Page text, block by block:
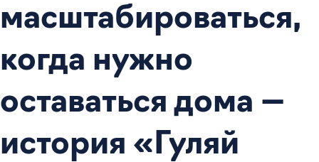
масштабироваться,
когда нужно
оставаться дома —
история «Гуляй